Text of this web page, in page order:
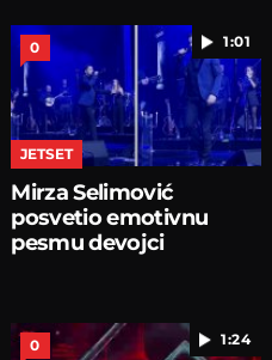
1:01
0
JETSET
Mirza Selimović
posvetio emotivnu
pesmu devojci
1:24
0